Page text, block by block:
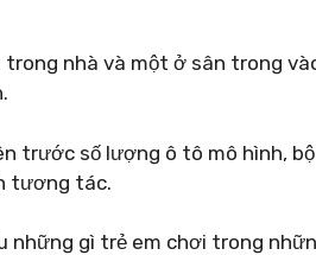
trong nhà và một ở sân trong
trước số lượng ô tô mô hình,
tương tác.
những gì trẻ em chơi trong